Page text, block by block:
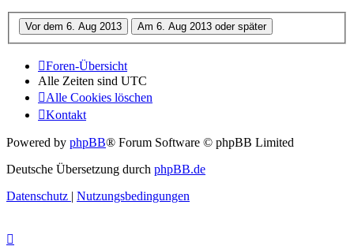
Foren-Übersicht
Alle Zeiten sind UTC
Alle Cookies löschen
Kontakt
Powered by phpBB® Forum Software © phpBB Limited
Deutsche Übersetzung durch phpBB.de
Datenschutz | Nutzungsbedingungen